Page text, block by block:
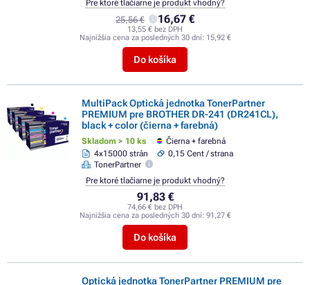
25,56 € 16,67 €
13,55 € bez DPH
Najnižšia cena za posledných 30 dní: 15,92 €
Do košíka
Pre ktoré tlačiarne je produkt vhodný?
MultiPack Optická jednotka TonerPartner
PREMIUM pre BROTHER DR-241 (DR241CL),
black + color (čierna + farebná)
Skladom > 10 ks
Čierna + farebná
4x15000 strán
0,15 Cent / strana
TonerPartner
91,83 €
74,66 € bez DPH
Najnižšia cena za posledných 30 dní: 91,27 €
Do košíka
Pre ktoré tlačiarne je produkt vhodný?
Optická jednotka TonerPartner PREMIUM pre